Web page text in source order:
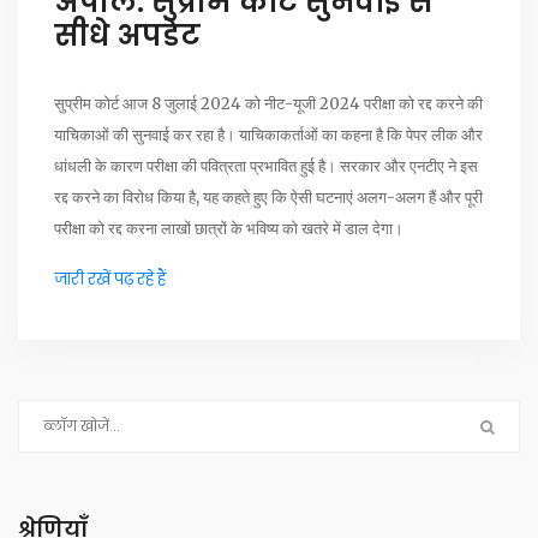
सीधे अपडेट
सुप्रीम कोर्ट आज 8 जुलाई 2024 को नीट-यूजी 2024 परीक्षा को रद्द करने की
याचिकाओं की सुनवाई कर रहा है। याचिकाकर्ताओं का कहना है कि पेपर लीक और
धांधली के कारण परीक्षा की पवित्रता प्रभावित हुई है। सरकार और एनटीए ने इस
रद्द करने का विरोध किया है, यह कहते हुए कि ऐसी घटनाएं अलग-अलग हैं और पूरी
परीक्षा को रद्द करना लाखों छात्रों के भविष्य को खतरे में डाल देगा।
जारी रखें पढ़ रहे हैं
श्रेणियाँ